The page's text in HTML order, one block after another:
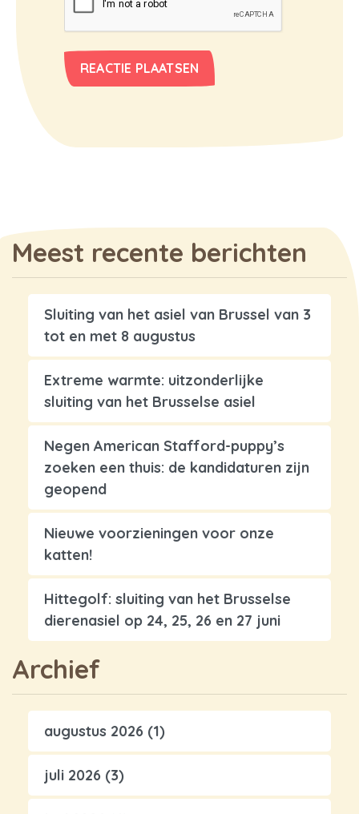
Meest recente berichten
Sluiting van het asiel van Brussel van 3
tot en met 8 augustus
Extreme warmte: uitzonderlijke
sluiting van het Brusselse asiel
Negen American Stafford-puppy’s
zoeken een thuis: de kandidaturen zijn
geopend
Nieuwe voorzieningen voor onze
katten!
Hittegolf: sluiting van het Brusselse
dierenasiel op 24, 25, 26 en 27 juni
Archief
augustus 2026 (1)
juli 2026 (3)